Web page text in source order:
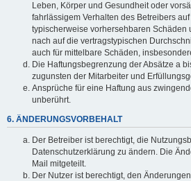
Leben, Körper und Gesundheit oder
fahrlässigem Verhalten des Betreibers
typischerweise vorhersehbaren Schäden
nach auf die vertragstypischen
auch für mittelbare Schäden,
Die Haftungsbegrenzung der Absätze a
zugunsten der Mitarbeiter und
Ansprüche für eine Haftung aus
unberührt.
6. ÄNDERUNGSVORBEHALT
Der Betreiber ist berechtigt, die
Datenschutzerklärung zu ändern. Die
Mail mitgeteilt.
Der Nutzer ist berechtigt, den